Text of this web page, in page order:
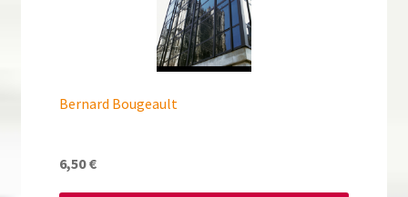
Bernard Bougeault
6,50€